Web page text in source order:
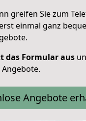
greifen Sie zum
einmal ganz
das Formular aus
Angebote